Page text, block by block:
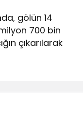
gölün 14
700 bin
çıkarılarak